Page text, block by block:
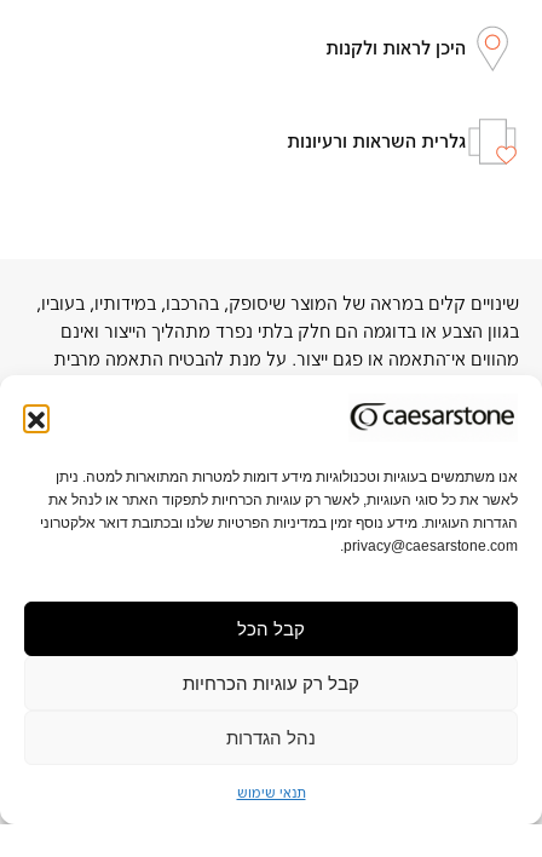
אנו משתמשים בעוגיות וטכנולוגיות מידע דומות למטרות המתוארות למטה. ניתן
לאשר את כל סוגי העוגיות, לאשר רק עוגיות הכרחיות לתפקוד האתר או לנהל את
הגדרות העוגיות. מידע נוסף זמין במדיניות הפרטיות שלנו ובכתובת דואר אלקטרוני
privacy@caesarstone.com.
קבל הכל
קבל רק עוגיות הכרחיות
נהל הגדרות
תנאי שימוש
היכן לראות ולקנות
גלרית השראות ורעיונות
שינויים קלים במראה של המוצר שיסופק, בהרכבו, במידותיו, בעוביו,
בגוון הצבע או בדוגמה הם חלק בלתי נפרד מתהליך הייצור ואינם
מהווים אי־התאמה או פגם ייצור. על מנת להבטיח התאמה מרבית
החברה או אצל סיטונאי קרוב.
אודות אבן קיסר תקני איכות וקיימות